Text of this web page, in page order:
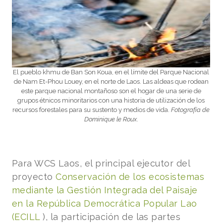
El pueblo khmu de Ban Son Koua, en el límite del Parque Nacional
de Nam Et-Phou Louey, en el norte de Laos. Las aldeas que rodean
este parque nacional montañoso son el hogar de una serie de
grupos étnicos minoritarios con una historia de utilización de los
recursos forestales para su sustento y medios de vida. Fotografía de
Dominique le Roux.
Para WCS Laos, el principal ejecutor del
proyectoConservación de los ecosistemas
mediante la Gestión Integrada del Paisaje
en la República Democrática Popular Lao
(ECILL), la participación de las partes